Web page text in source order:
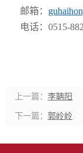
邮箱：
电话： 0515-
上一篇： 李聃阳
下一篇： 郭岭岭